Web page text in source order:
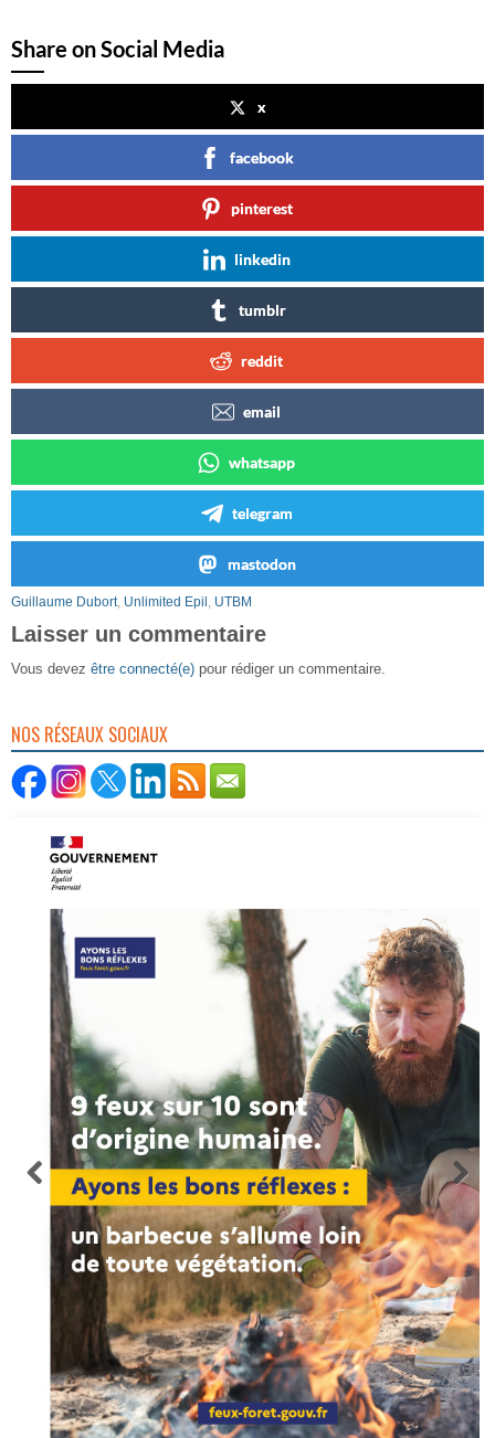
Share on Social Media
x
facebook
pinterest
linkedin
tumblr
reddit
email
whatsapp
telegram
mastodon
Guillaume Dubort, Unlimited Epil UTBM
Laisser un commentaire
Vous devez être connecté(e) pour rédiger un commentaire.
NOS RÉSEAUX SOCIAUX